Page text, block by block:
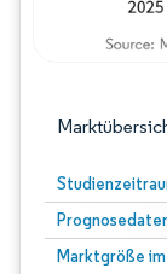
Marktgröße im